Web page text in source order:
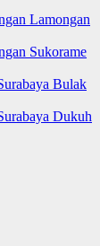
Lamongan
Sukorame
Bulak
Dukuh